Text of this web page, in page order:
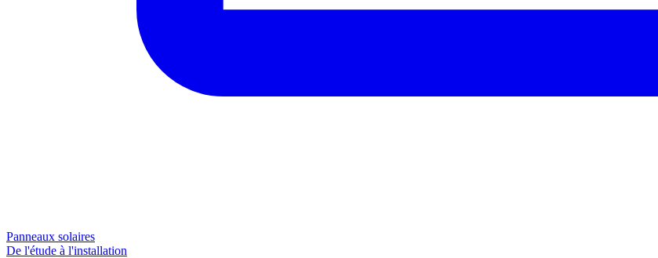
Panneaux solaires
De l'étude à l'installation